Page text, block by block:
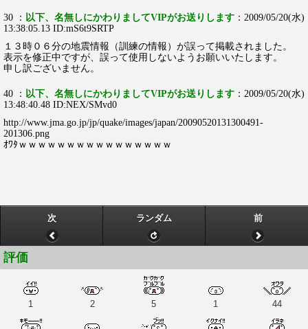
30 ： 以下、名無しにかわりましてVIPがお送りします ：2009/05/20(水)
13:38:05.13 ID:mS6t9SRTP
１３時０６分の地震情報（訓練の情報）が誤って掲載されました。
表示を修正中ですが、誤って使用しないようお願いいたします。
申し訳ございません。
40 ： 以下、名無しにかわりましてVIPがお送りします ：2009/05/20(水)
13:48:40.48 ID:NEX/SMvd0
http://www.jma.go.jp/jp/quake/images/japan/20090520131300491-
201306.png
ｵﾜﾀｗｗｗｗｗｗｗｗｗｗｗｗｗｗｗｗ
次 ランダム 前
評価
1 2 5 1 44